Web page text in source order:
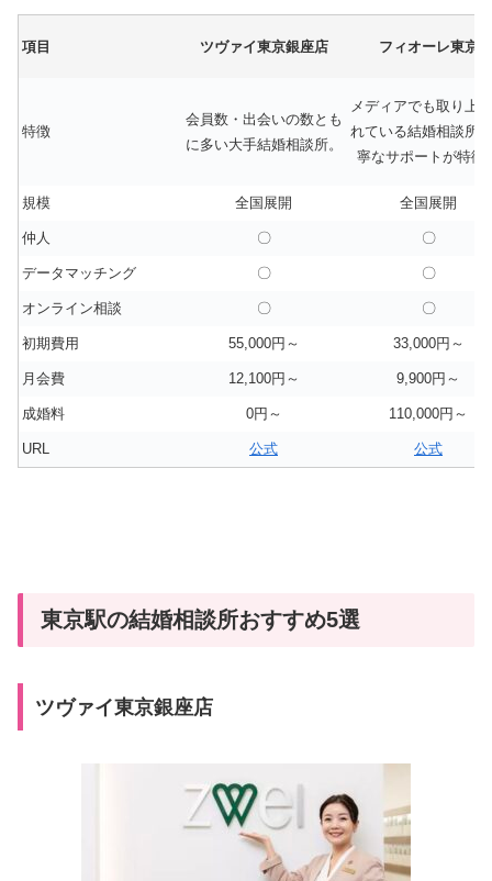
項目 ツヴァイ東京銀座店 フィオーレ東京
特徴
会員数・出会いの数とも
に多い大手結婚相談所。
メディアでも取り上
れている結婚相談所
寧なサポートが特徴
規模 全国展開 全国展開
仲人 〇 〇
データマッチング 〇 〇
オンライン相談 〇 〇
初期費用 55,000円～ 33,000円～
月会費 12,100円～ 9,900円～
成婚料 0円～ 110,000円～
URL 公式 公式
東京駅の結婚相談所おすすめ5選
ツヴァイ東京銀座店